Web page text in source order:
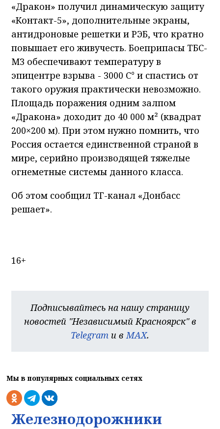
«Дракон» получил динамическую защиту
«Контакт-5», дополнительные экраны,
антидроновые решетки и РЭБ, что кратно
повышает его живучесть. Боеприпасы ТБС-
М3 обеспечивают температуру в
эпицентре взрыва - 3000 С° и спастись от
такого оружия практически невозможно.
Площадь поражения одним залпом
«Дракона» доходит до 40 000 м² (квадрат
200×200 м). При этом нужно помнить, что
Россия остается единственной страной в
мире, серийно производящей тяжелые
огнеметные системы данного класса.
Об этом сообщил ТГ-канал «Донбасс
решает».
16+
Подписывайтесь на нашу страницу
новостей "Независимый Красноярск" в
Telegram и вMAX.
Мы в популярных социальных сетях
Железнодорожники